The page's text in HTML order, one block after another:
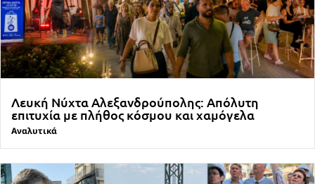
Λευκή Νύχτα Αλεξανδρούπολης: Απόλυτη
επιτυχία με πλήθος κόσμου και χαμόγελα
Αναλυτικά